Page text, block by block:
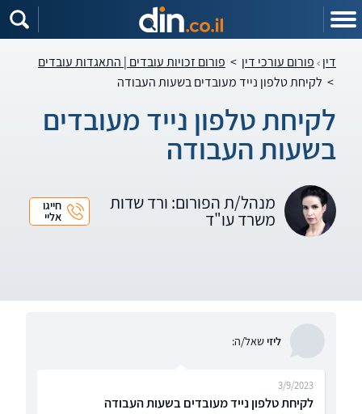
דין פורום עורכי דין > פורום זכויות עובדים | התאגדות עובדים
> לקיחת טלפון נייד מעובדים בשעות העבודה
לקיחת טלפון נייד מעובדים
בשעות העבודה
מנהל/ת הפורום: ורד שדות
משרד עו"ד
חייגו
אליי
ליזישאל/ה:
לקיחת טלפון נייד מעובדים בשעות העבודה
3/9/2023